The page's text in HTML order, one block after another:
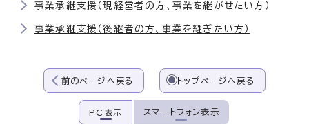
事業承継支援（現経営者の方、事業を継がせたい方）
事業承継支援（後継者の方、事業を継ぎたい方）
前のページへ戻る トップページへ戻る
PC表示 スマートフォン表示